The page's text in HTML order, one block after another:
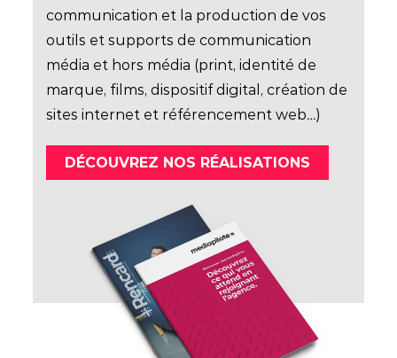
communication et la production de vos
outils et supports de communication
média et hors média (print, identité de
marque, films, dispositif digital, création de
sites internet et référencement web…)
DÉCOUVREZ NOS RÉALISATIONS